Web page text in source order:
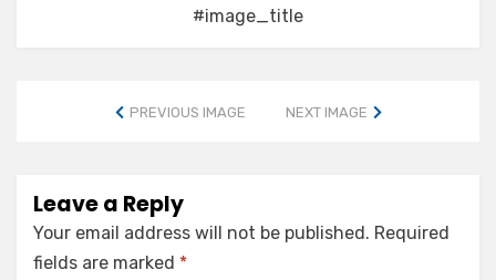
#image_title
PREVIOUS IMAGE NEXT IMAGE
Leave a Reply
Your email address will not be published. Required
fields are marked *